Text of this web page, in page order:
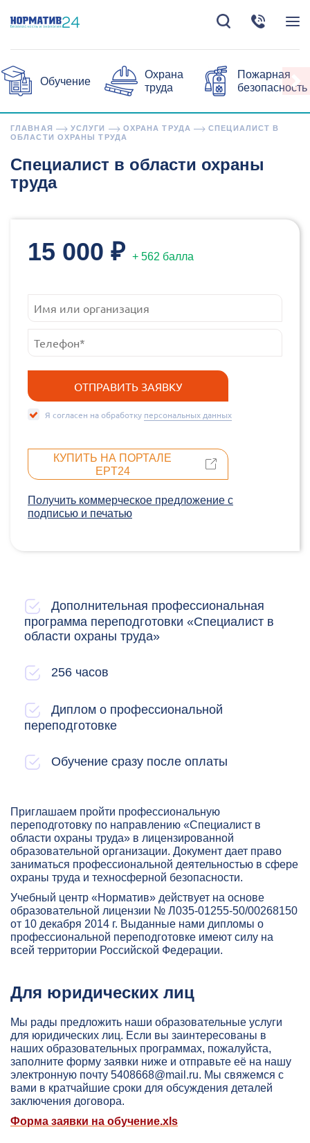
Обучение
Охрана
труда
Пожарная
безопасность
ГЛАВНАЯ УСЛУГИ ОХРАНА ТРУДА
СПЕЦИАЛИСТ В
ОБЛАСТИ ОХРАНЫ ТРУДА
Специалист в области охраны
труда
Дополнительная профессиональная
программа переподготовки «Специалист в
области охраны труда»
256 часов
Диплом о профессиональной
переподготовке
Обучение сразу после оплаты
Приглашаем пройти профессиональную
переподготовку по направлению «Специалист в
области охраны труда» в лицензированной
образовательной организации. Документ дает право
заниматься профессиональной деятельностью в сфере
охраны труда и техносферной безопасности.
Учебный центр «Норматив» действует на основе
образовательной лицензии № Л035-01255-50/00268150
от 10 декабря 2014 г. Выданные нами дипломы о
профессиональной переподготовке имеют силу на
всей территории Российской Федерации.
Для юридических лиц
Мы рады предложить наши образовательные услуги
для юридических лиц. Если вы заинтересованы в
наших образовательных программах, пожалуйста,
заполните форму заявки ниже и отправьте её на нашу
электронную почту 5408668@mail.ru. Мы свяжемся с
вами в кратчайшие сроки для обсуждения деталей
заключения договора.
Форма заявки на обучение.xls
15 000 ₽ + 562 балла
Я согласен на обработку персональных данных
КУПИТЬ НА ПОРТАЛЕ
EPT24
Получить коммерческое предложение c
подписью и печатью